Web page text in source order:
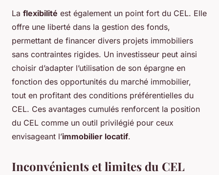
La flexibilité est également un point fort du CEL. Elle
offre une liberté dans la gestion des fonds,
permettant de financer divers projets immobiliers
sans contraintes rigides. Un investisseur peut ainsi
choisir d’adapter l’utilisation de son épargne en
fonction des opportunités du marché immobilier,
tout en profitant des conditions préférentielles du
CEL. Ces avantages cumulés renforcent la position
du CEL comme un outil privilégié pour ceux
envisageant l’immobilier locatif.
Inconvénients et limites du CEL